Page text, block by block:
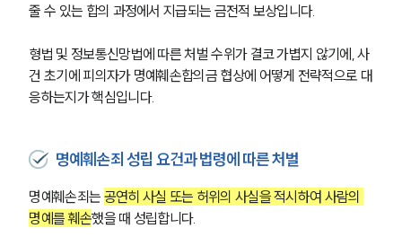
줄 수 있는 합의 과정에서 지급되는 금전적 보상입니다.
형법 및 정보통신망법에 따른 처벌 수위가 결코 가볍지 않기에, 사
건 초기에 피의자가 명예훼손합의금 협상에 어떻게 전략적으로 대
응하는지가 핵심입니다.
명예훼손죄 성립 요건과 법령에 따른 처벌
명예훼손죄는 공연히 사실 또는 허위의 사실을 적시하여 사람의
명예를 훼손했을 때 성립합니다.